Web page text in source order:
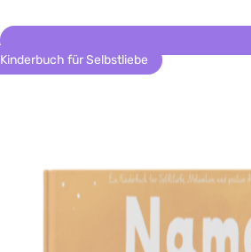
Kinderbuch für Selbstliebe